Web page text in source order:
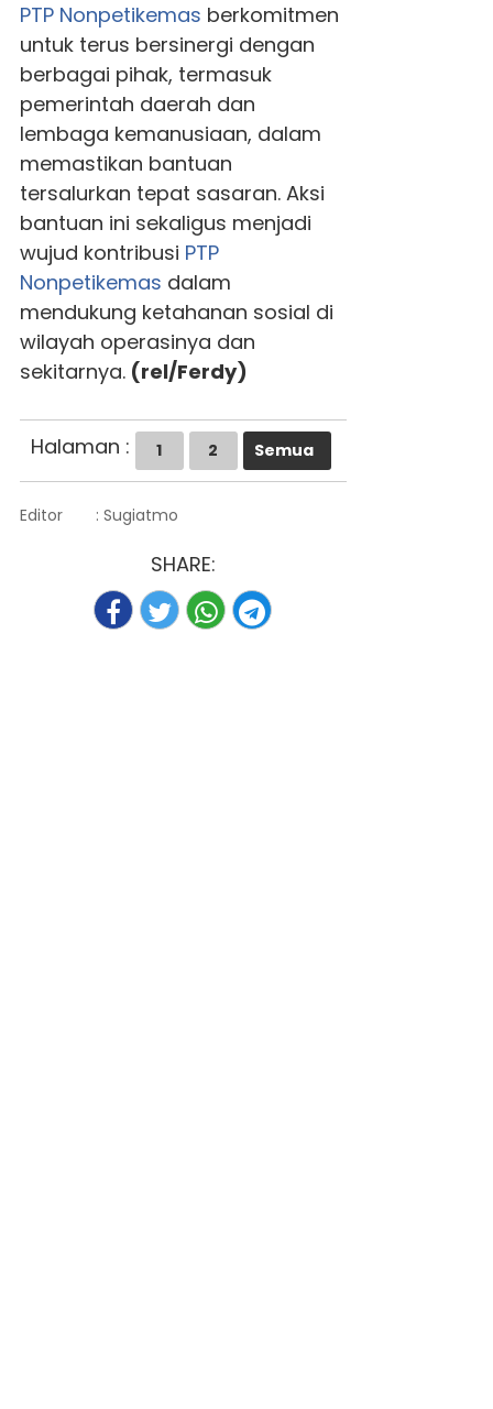
PTP Nonpetikemas berkomitmen
untuk terus bersinergi dengan
berbagai pihak, termasuk
pemerintah daerah dan
lembaga kemanusiaan, dalam
memastikan bantuan
tersalurkan tepat sasaran. Aksi
bantuan ini sekaligus menjadi
wujud kontribusi PTP
Nonpetikemas dalam
mendukung ketahanan sosial di
wilayah operasinya dan
sekitarnya.(rel/Ferdy)
Halaman : 1 2 Semua
Editor : Sugiatmo
SHARE: